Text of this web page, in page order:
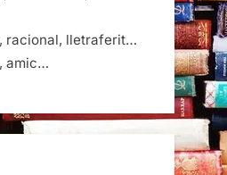
racional, lletraferit…
amic…